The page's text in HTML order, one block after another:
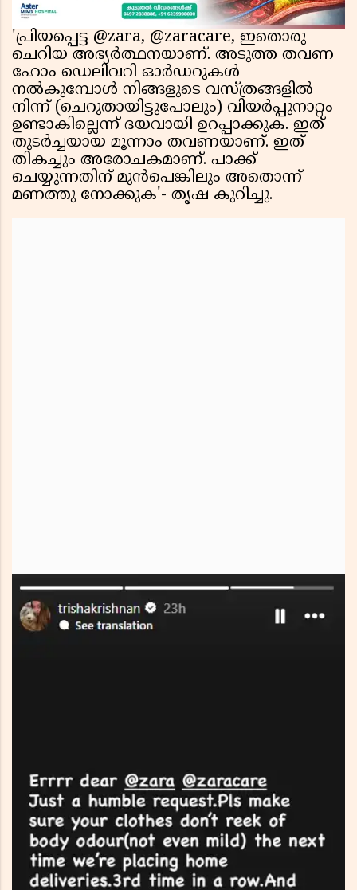
'പ്രിയപ്പെട്ട @zara, @zaracare, ഇതൊരു
ചെറിയ അഭ്യർത്ഥനയാണ്. അടുത്ത തവണ
ഹോം ഡെലിവറി ഓർഡറുകൾ
നൽകുമ്പോൾ നിങ്ങളുടെ വസ്ത്രങ്ങളിൽ
നിന്ന് (ചെറുതായിട്ടുപോലും) വിയർപ്പുനാറ്റം
ഉണ്ടാകില്ലെന്ന് ദയവായി ഉറപ്പാക്കുക. ഇത്
തുടർച്ചയായ മൂന്നാം തവണയാണ്. ഇത്
തികച്ചും അരോചകമാണ്. പാക്ക്
ചെയ്യുന്നതിന് മുൻപെങ്കിലും അതൊന്ന്
മണത്തു നോക്കുക'- തൃഷ കുറിച്ചു.